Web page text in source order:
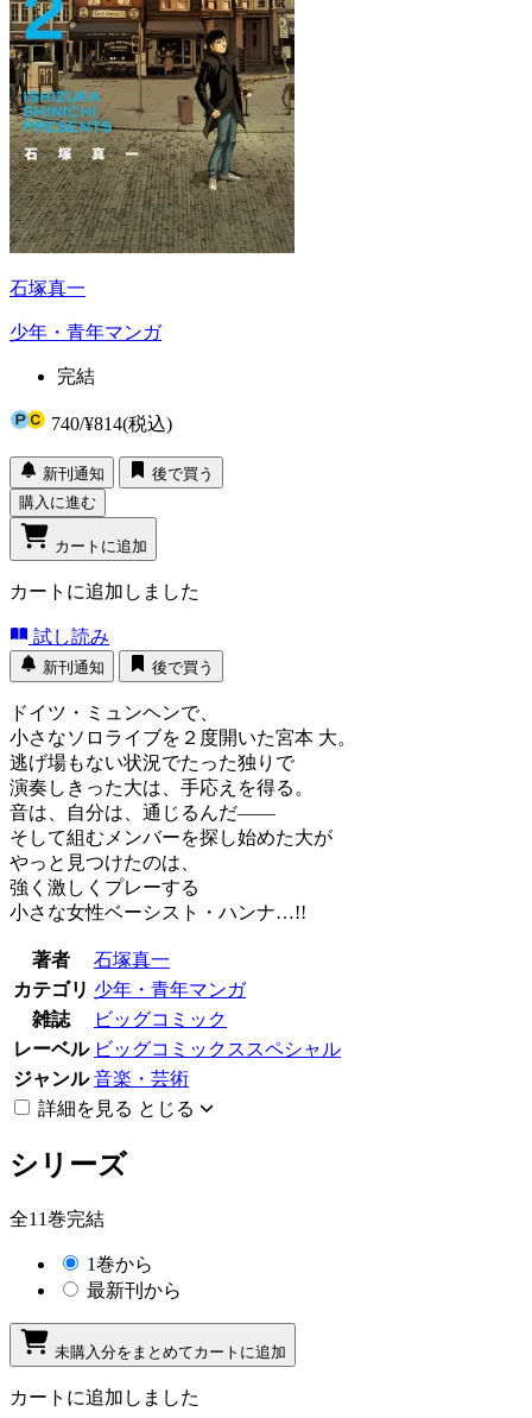
石塚真一
少年・青年マンガ
完結
740/¥814(税込)
新刊通知
後で買う
購入に進む
カートに追加
カートに追加しました
試し読み
新刊通知 後で買う
ドイツ・ミュンヘンで、
小さなソロライブを２度開いた宮本 大。
逃げ場もない状況でたった独りで
演奏しきった大は、手応えを得る。
音は、自分は、通じるんだ――
そして組むメンバーを探し始めた大が
やっと見つけたのは、
強く激しくプレーする
小さな女性ベーシスト・ハンナ…!!
著者
石塚真一
カテゴリ 少年・青年マンガ
雑誌
ビッグコミック
レーベル ビッグコミックススペシャル
ジャンル 音楽・芸術
詳細を見る とじる
シリーズ
全11巻完結
1巻から
最新刊から
未購入分をまとめてカートに追加
カートに追加しました